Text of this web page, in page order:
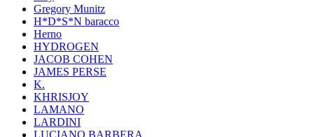
Gregory Munitz
H*D*S*N baracco
Herno
HYDROGEN
JACOB COHEN
JAMES PERSE
K.
KHRISJOY
LAMANO
LARDINI
LUCIANO BARBERA